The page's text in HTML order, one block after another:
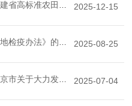
2025-12-15
· 福建省农业农村厅关于印发《福建省高标准农田建设质量管理规定》的通知
2025-08-25
· 关于印发《黑龙江省水产苗种产地检疫办法》的通知
2025-07-04
· 北京市农业农村局关于印发《北京市关于大力发展智慧农业的实施方案（2025-2030年）》的通知